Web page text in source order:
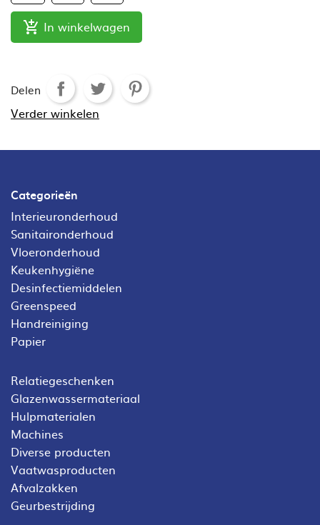
 In winkelwagen
Delen
Verder winkelen
Categorieën
Interieuronderhoud
Sanitaironderhoud
Vloeronderhoud
Keukenhygiëne
Desinfectiemiddelen
Greenspeed
Handreiniging
Papier
Relatiegeschenken
Glazenwassermateriaal
Hulpmaterialen
Machines
Diverse producten
Vaatwasproducten
Afvalzakken
Geurbestrijding